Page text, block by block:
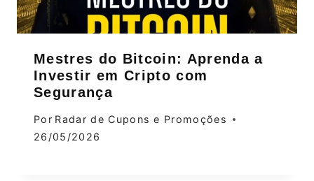
Mestres do Bitcoin: Aprenda a
Investir em Cripto com
Segurança
Por Radar de Cupons e Promoções
26/05/2026